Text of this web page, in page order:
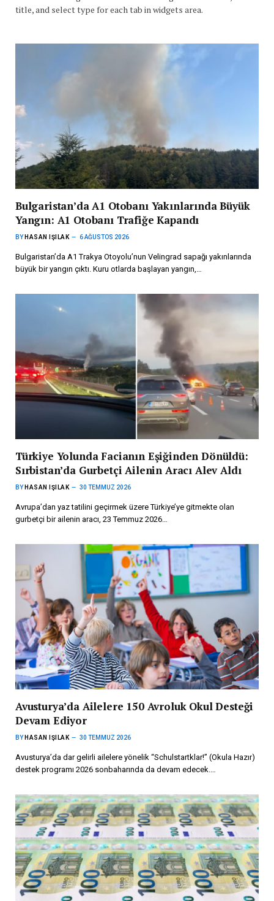
title, and select type for each tab in widgets area.
Bulgaristan’da A1 Otobanı Yakınlarında Büyük
Yangın: A1 Otobanı Trafiğe Kapandı
BY HASAN IŞILAK 6 AĞUSTOS 2026
Bulgaristan’da A1 Trakya Otoyolu’nun Velingrad sapağı yakınlarında
büyük bir yangın çıktı. Kuru otlarda başlayan yangın,…
Türkiye Yolunda Facianın Eşiğinden Dönüldü:
Sırbistan’da Gurbetçi Ailenin Aracı Alev Aldı
BY HASAN IŞILAK 30 TEMMUZ 2026
Avrupa’dan yaz tatilini geçirmek üzere Türkiye’ye gitmekte olan
gurbetçi bir ailenin aracı, 23 Temmuz 2026…
Avusturya’da Ailelere 150 Avroluk Okul Desteği
Devam Ediyor
BY HASAN IŞILAK 30 TEMMUZ 2026
Avusturya’da dar gelirli ailelere yönelik “Schulstartklar!” (Okula Hazır)
destek programı 2026 sonbaharında da devam edecek.…